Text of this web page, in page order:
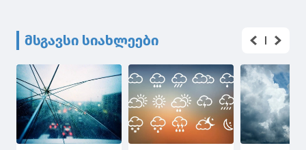
მსგავსი სიახლეები